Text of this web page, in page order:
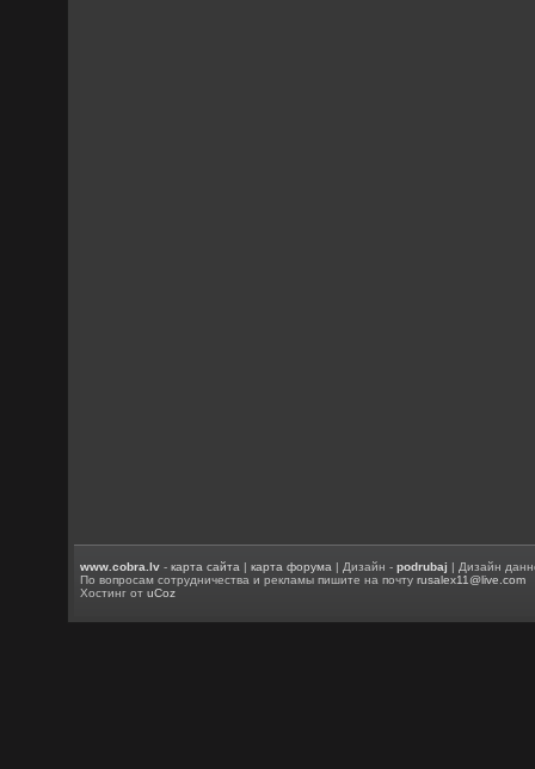
www.cobra.lv -карта сайта |карта форума | Дизайн -podrubaj | Дизайн
По вопросам сотрудничества и рекламы пишите на почтуrusalex11@live.com
Хостинг отuCoz